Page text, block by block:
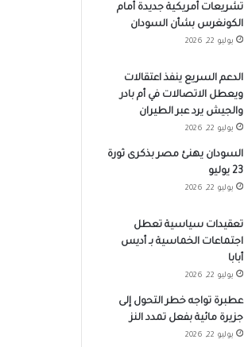
تشريعات أمريكية جديدة أمام
الكونغرس بشأن السودان
يوليو 22, 2026
الدعم السريع ينفذ اعتقالات
ويعطل الاتصالات في أم بادر
والجيش يرد عبر الطيران
يوليو 22, 2026
السودان يهنئ مصر بذكرى ثورة
23 يوليو
يوليو 22, 2026
تعقيدات سياسية تعطل
اجتماعات الخماسية بـ أديس
أبابا
يوليو 22, 2026
عطبرة تواجه خطر التحول إلى
جزيرة مائية بفعل تمدد النز
يوليو 22, 2026